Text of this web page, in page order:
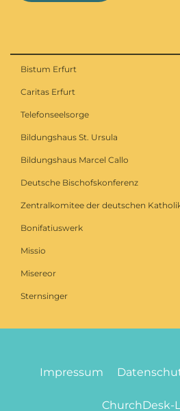
Bistum Erfurt
Caritas Erfurt
Telefonseelsorge
Bildungshaus St. Ursula
Bildungshaus Marcel Callo
Deutsche Bischofskonferenz
Zentralkomitee der deutschen
Bonifatiuswerk
Missio
Misereor
Sternsinger
Impressum
ChurchDesk-